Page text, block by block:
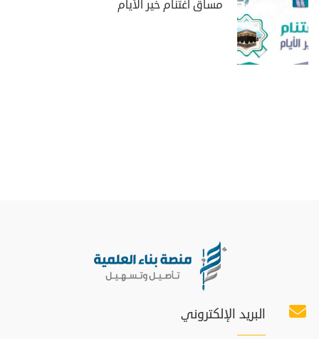
مساق اغتنام خير الأيام
البريد الإلكتروني